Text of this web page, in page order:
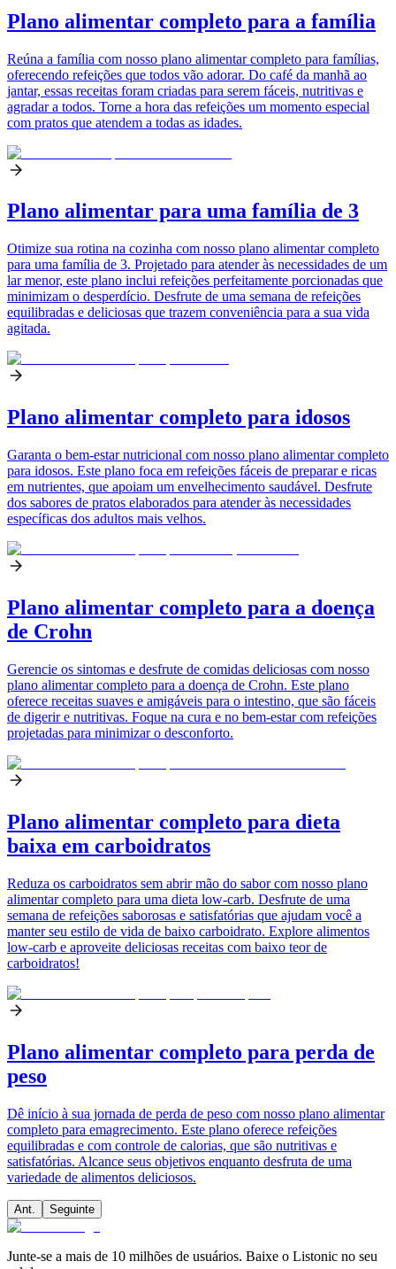
Plano alimentar completo para a família
Reúna a família com nosso plano alimentar completo para famílias,
oferecendo refeições que todos vão adorar. Do café da manhã ao
jantar, essas receitas foram criadas para serem fáceis, nutritivas e
agradar a todos. Torne a hora das refeições um momento especial
com pratos que atendem a todas as idades.
Plano alimentar para uma família de 3
Otimize sua rotina na cozinha com nosso plano alimentar completo
para uma família de 3. Projetado para atender às necessidades de um
lar menor, este plano inclui refeições perfeitamente porcionadas que
minimizam o desperdício. Desfrute de uma semana de refeições
equilibradas e deliciosas que trazem conveniência para a sua vida
agitada.
Plano alimentar completo para idosos
Garanta o bem-estar nutricional com nosso plano alimentar completo
para idosos. Este plano foca em refeições fáceis de preparar e ricas
em nutrientes, que apoiam um envelhecimento saudável. Desfrute
dos sabores de pratos elaborados para atender às necessidades
específicas dos adultos mais velhos.
Plano alimentar completo para a doença
de Crohn
Gerencie os sintomas e desfrute de comidas deliciosas com nosso
plano alimentar completo para a doença de Crohn. Este plano
oferece receitas suaves e amigáveis para o intestino, que são fáceis
de digerir e nutritivas. Foque na cura e no bem-estar com refeições
projetadas para minimizar o desconforto.
Plano alimentar completo para dieta
baixa em carboidratos
Reduza os carboidratos sem abrir mão do sabor com nosso plano
alimentar completo para uma dieta low-carb. Desfrute de uma
semana de refeições saborosas e satisfatórias que ajudam você a
manter seu estilo de vida de baixo carboidrato. Explore alimentos
low-carb e aproveite deliciosas receitas com baixo teor de
carboidratos!
Plano alimentar completo para perda de
peso
Dê início à sua jornada de perda de peso com nosso plano alimentar
completo para emagrecimento. Este plano oferece refeições
equilibradas e com controle de calorias, que são nutritivas e
satisfatórias. Alcance seus objetivos enquanto desfruta de uma
variedade de alimentos deliciosos.
Ant. Seguinte
Junte-se a mais de 10 milhões de usuários. Baixe o Listonic no seu